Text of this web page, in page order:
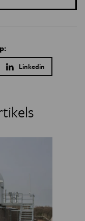
Linkedin